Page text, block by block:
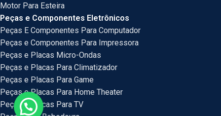
Motor Para Esteira
Peças e Componentes Eletrônicos
Peças E Componentes Para Computador
Peças e Componentes Para Impressora
Peças e Placas Micro-Ondas
Peças e Placas Para Climatizador
Peças e Placas Para Game
Peças e Placas Para Home Theater
Peças e Placas Para TV